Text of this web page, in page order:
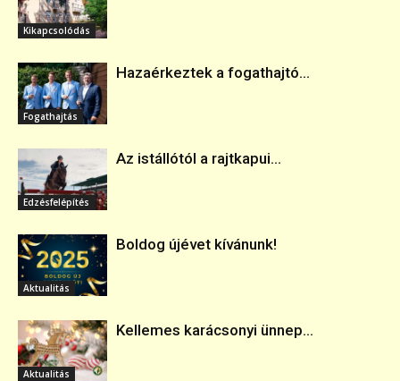
Kikapcsolódás
Fogathajtás
Hazaérkeztek a fogathajtó...
Edzésfelépítés
Az istállótól a rajtkapui...
Aktualitás
Boldog újévet kívánunk!
Aktualitás
Kellemes karácsonyi ünnep...